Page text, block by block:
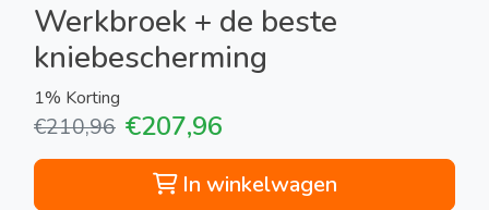
Werkbroek + de beste
kniebescherming
1% Korting
€210,96 €207,96
In winkelwagen